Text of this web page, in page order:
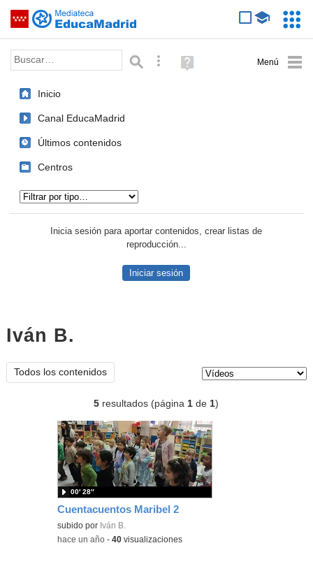
Saltar navegación
Palabra o frase: Búsqueda avanzada
Ayuda
(en
Inicio
Canal EducaMadrid
Últimos contenidos
Centros
Inicia sesión para aportar contenidos, crear listas de
reproducción...
Iniciar sesión
Iván B.
Todos los contenidos
5 resultados (página1 de1)
Cuentacuentos Maribel 2
subido por Iván B.
00′ 28″
-hace un año -40 visualizaciones